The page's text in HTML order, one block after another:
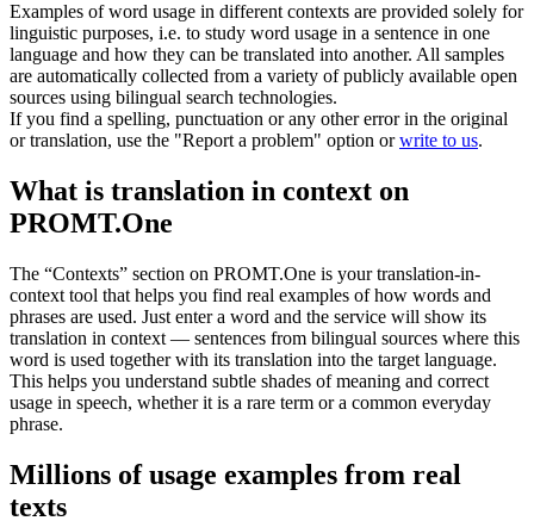
Examples of word usage in different contexts are provided solely for
linguistic purposes, i.e. to study word usage in a sentence in one
language and how they can be translated into another. All samples
are automatically collected from a variety of publicly available open
sources using bilingual search technologies.
If you find a spelling, punctuation or any other error in the original
or translation, use the "Report a problem" option orwrite to us.
What is translation in context on
PROMT.One
The “Contexts” section on PROMT.One is your translation-in-
context tool that helps you find real examples of how words and
phrases are used. Just enter a word and the service will show its
translation in context — sentences from bilingual sources where this
word is used together with its translation into the target language.
This helps you understand subtle shades of meaning and correct
usage in speech, whether it is a rare term or a common everyday
phrase.
Millions of usage examples from real
texts